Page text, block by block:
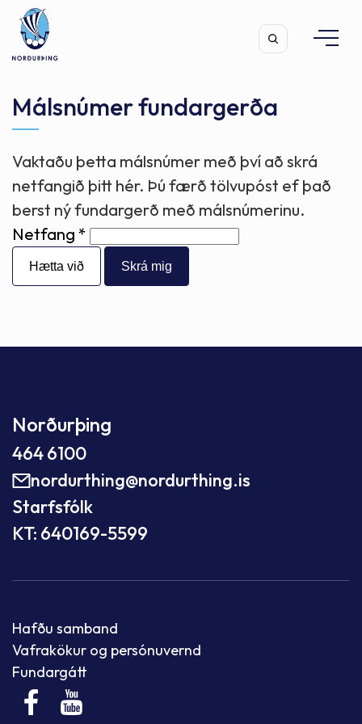
Leita
Málsnúmer fundargerða
Vaktaðu þetta málsnúmer með því að skrá
netfangið þitt hér. Þú færð tölvupóst ef það
berst ný fundargerð með málsnúmerinu.
Netfang
Hætta við
Norðurþing
464 6100
nordurthing@nordurthing.is
Starfsfólk
KT: 640169-5599
Hafðu samband
Vafrakökur og persónuvernd
Fundargátt